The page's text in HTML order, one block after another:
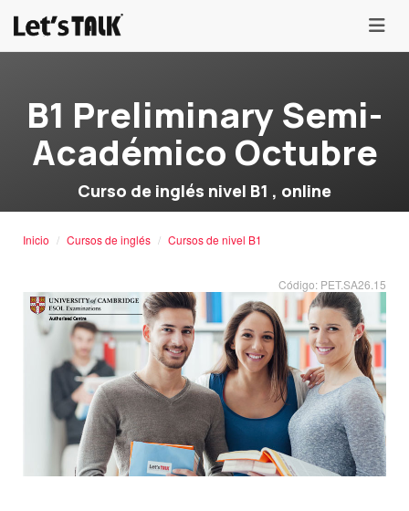
menu
B1 Preliminary Semi-
Académico Octubre
Curso de inglés nivel B1 , online
Inicio Cursos de inglés Cursos de nivel B1
Código: PET.SA26.15